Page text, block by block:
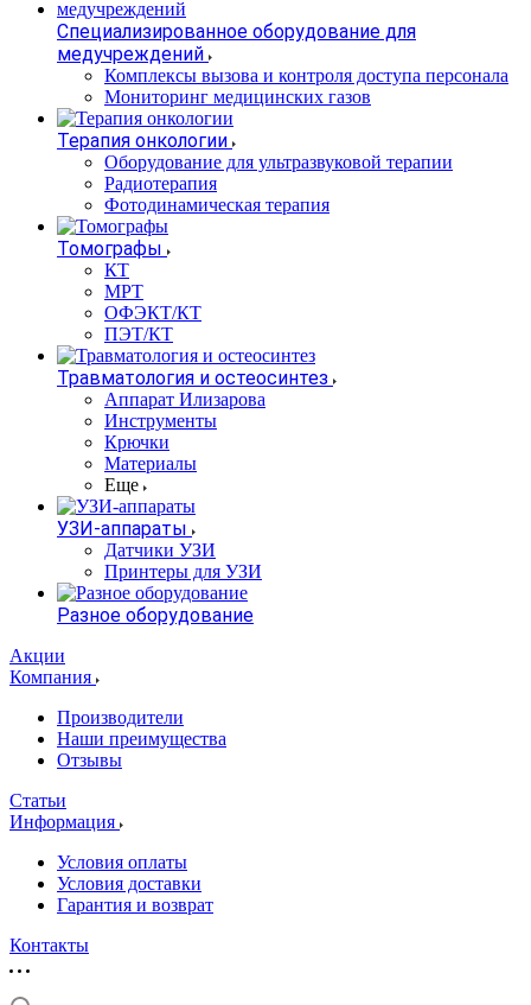
Специализированное оборудование для
медучреждений
Комплексы вызова и контроля доступа персонала
Мониторинг медицинских газов
Терапия онкологии
Оборудование для ультразвуковой терапии
Радиотерапия
Фотодинамическая терапия
Томографы
КТ
МРТ
ОФЭКТ/КТ
ПЭТ/КТ
Травматология и остеосинтез
Аппарат Илизарова
Инструменты
Крючки
Материалы
Еще
УЗИ-аппараты
Датчики УЗИ
Принтеры для УЗИ
Разное оборудование
Акции
Компания
Производители
Наши преимущества
Отзывы
Статьи
Информация
Условия оплаты
Условия доставки
Гарантия и возврат
Контакты